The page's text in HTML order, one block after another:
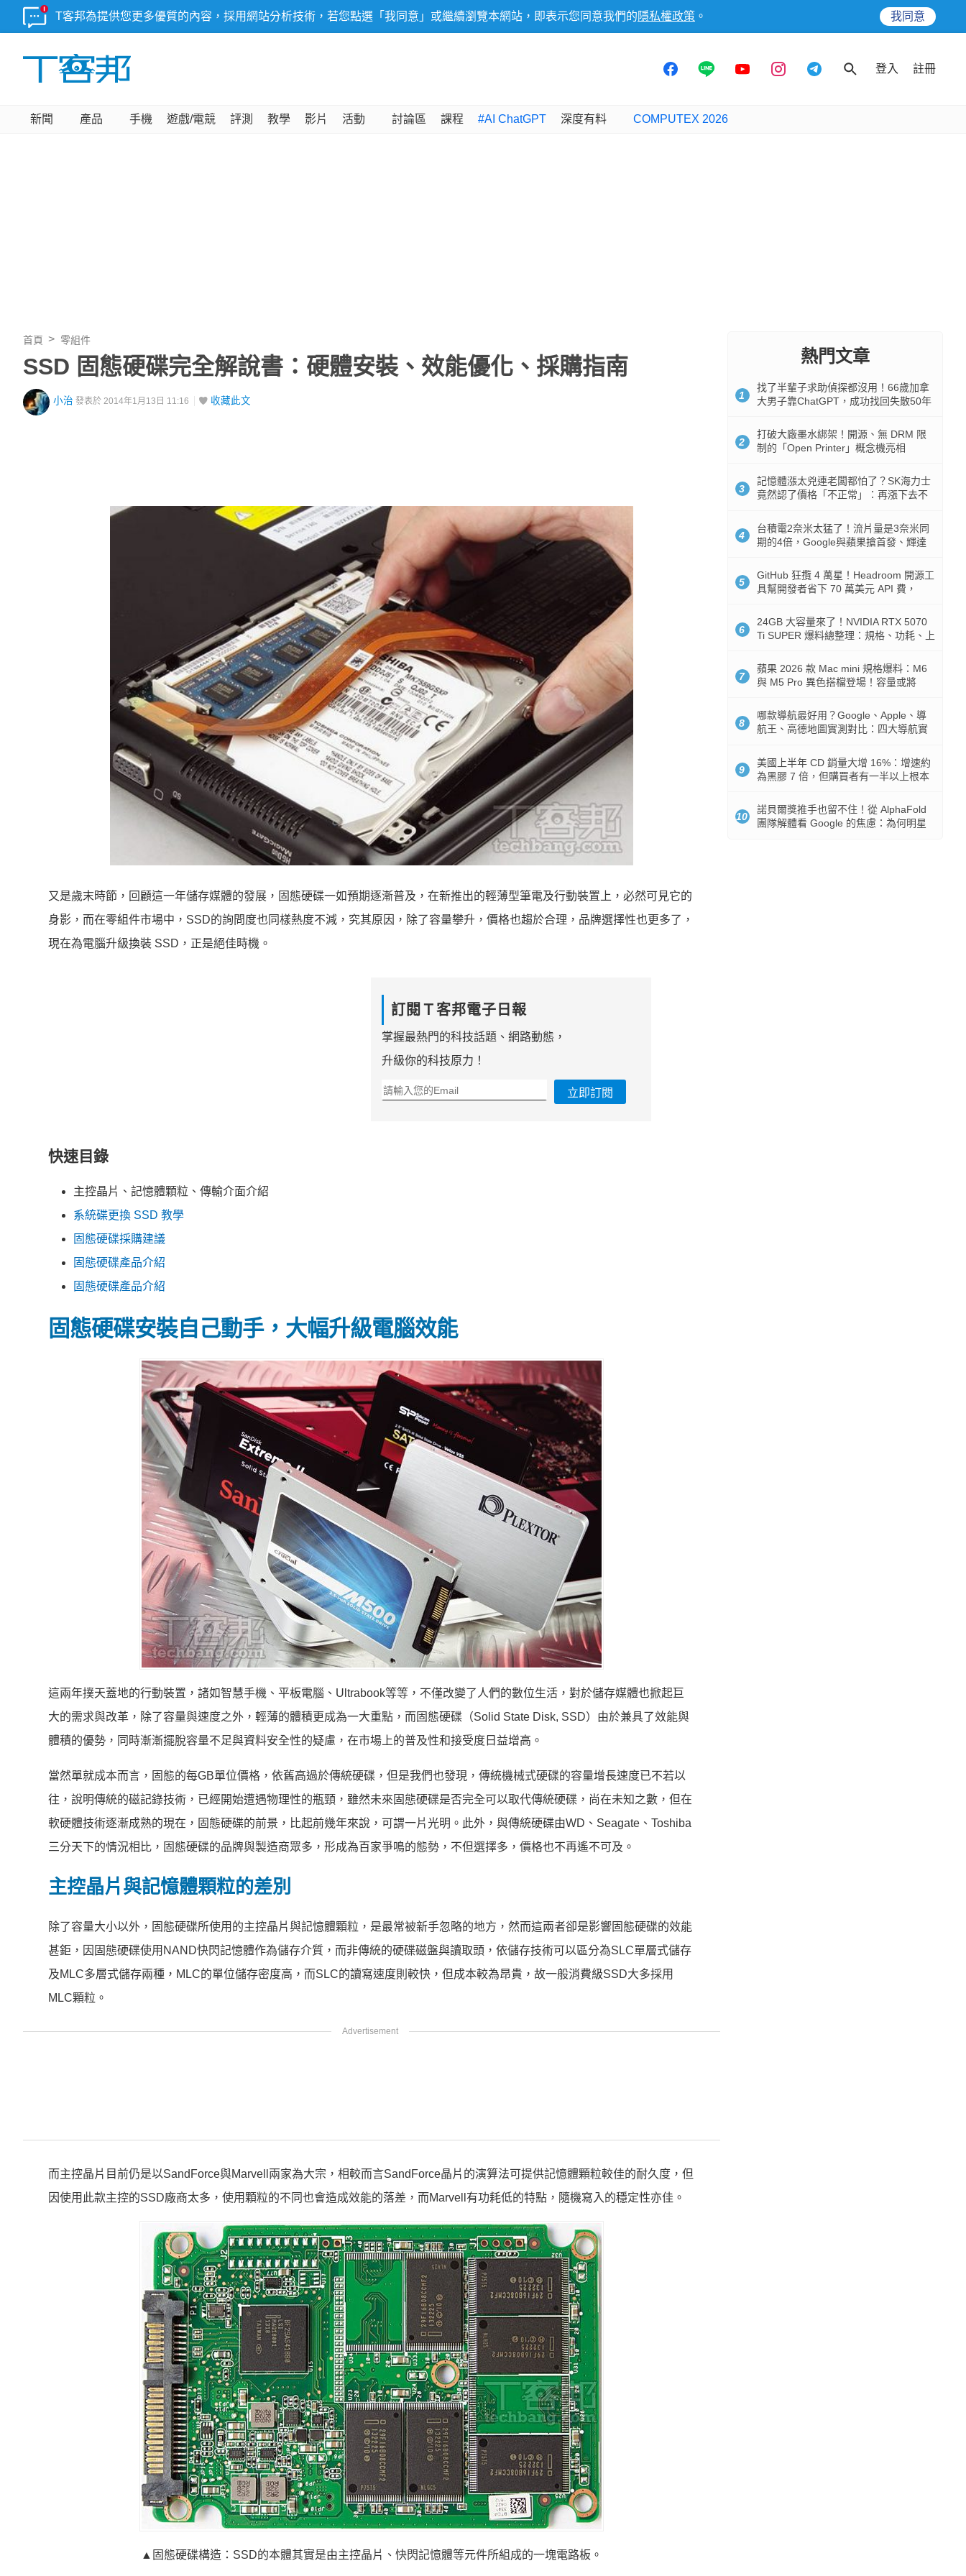
T客邦為提供您更多優質的內容，採用網站分析技術，若您點選「我同意」或繼續瀏覽本網站，即表示您同意我們的 隱私權政策 。 我同意
登入 註冊
新聞 產品 手機 遊戲/電競 評測 教學 影片 活動 討論區 課程 #AI ChatGPT 深度有料 COMPUTEX 2026
首頁 零組件
SSD 固態硬碟完全解說書：硬體安裝、效能優化、採購指南
小治 發表於 2014年1月13日 11:16 收藏此文
又是歲末時節，回顧這一年儲存媒體的發展，固態硬碟一如預期逐漸普及，在新推出的輕薄型筆電及行動裝置上，必然可見它的
身影，而在零組件市場中，SSD的詢問度也同樣熱度不減，究其原因，除了容量攀升，價格也趨於合理，品牌選擇性也更多了，
現在為電腦升級換裝 SSD，正是絕佳時機。
訂閱Ｔ客邦電子日報
掌握最熱門的科技話題、網路動態，
升級你的科技原力！
立即訂閱
快速目錄
主控晶片、記憶體顆粒、傳輸介面介紹
系統碟更換 SSD 教學
固態硬碟採購建議
固態硬碟產品介紹
固態硬碟產品介紹
固態硬碟安裝自己動手，大幅升級電腦效能
這兩年撲天蓋地的行動裝置，諸如智慧手機、平板電腦、Ultrabook等等，不僅改變了人們的數位生活，對於儲存媒體也掀起巨
大的需求與改革，除了容量與速度之外，輕薄的體積更成為一大重點，而固態硬碟（Solid State Disk, SSD）由於兼具了效能與
體積的優勢，同時漸漸擺脫容量不足與資料安全性的疑慮，在市場上的普及性和接受度日益增高。
當然單就成本而言，固態的每GB單位價格，依舊高過於傳統硬碟，但是我們也發現，傳統機械式硬碟的容量增長速度已不若以
往，說明傳統的磁記錄技術，已經開始遭遇物理性的瓶頸，雖然未來固態硬碟是否完全可以取代傳統硬碟，尚在未知之數，但在
軟硬體技術逐漸成熟的現在，固態硬碟的前景，比起前幾年來說，可謂一片光明。此外，與傳統硬碟由WD、Seagate、Toshiba
三分天下的情況相比，固態硬碟的品牌與製造商眾多，形成為百家爭鳴的態勢，不但選擇多，價格也不再遙不可及。
主控晶片與記憶體顆粒的差別
除了容量大小以外，固態硬碟所使用的主控晶片與記憶體顆粒，是最常被新手忽略的地方，然而這兩者卻是影響固態硬碟的效能
甚鉅，因固態硬碟使用NAND快閃記憶體作為儲存介質，而非傳統的硬碟磁盤與讀取頭，依儲存技術可以區分為SLC單層式儲存
及MLC多層式儲存兩種，MLC的單位儲存密度高，而SLC的讀寫速度則較快，但成本較為昂貴，故一般消費級SSD大多採用
MLC顆粒。
而主控晶片目前仍是以SandForce與Marvell兩家為大宗，相較而言SandForce晶片的演算法可提供記憶體顆粒較佳的耐久度，但
因使用此款主控的SSD廠商太多，使用顆粒的不同也會造成效能的落差，而Marvell有功耗低的特點，隨機寫入的穩定性亦佳。
▲ 固態硬碟構造：SSD的本體其實是由主控晶片、快閃記憶體等元件所組成的一塊電路板。
熱門文章
1
找了半輩子求助偵探都沒用！66歲加拿
大男子靠ChatGPT，成功找回失散50年
2
打破大廠墨水綁架！開源、無 DRM 限
制的「Open Printer」概念機亮相
3
記憶體漲太兇連老闆都怕了？SK海力士
竟然認了價格「不正常」：再漲下去不
4
台積電2奈米太猛了！流片量是3奈米同
期的4倍，Google與蘋果搶首發、輝達
5
GitHub 狂攬 4 萬星！Headroom 開源工
具幫開發者省下 70 萬美元 API 費，
6
24GB 大容量來了！NVIDIA RTX 5070
Ti SUPER 爆料總整理：規格、功耗、上
7
蘋果 2026 款 Mac mini 規格爆料：M6
與 M5 Pro 異色搭檔登場！容量或將
8
哪款導航最好用？Google、Apple、導
航王、高德地圖實測對比：四大導航實
9
美國上半年 CD 銷量大增 16%：增速約
為黑膠 7 倍，但購買者有一半以上根本
10
諾貝爾獎推手也留不住！從 AlphaFold
團隊解體看 Google 的焦慮：為何明星